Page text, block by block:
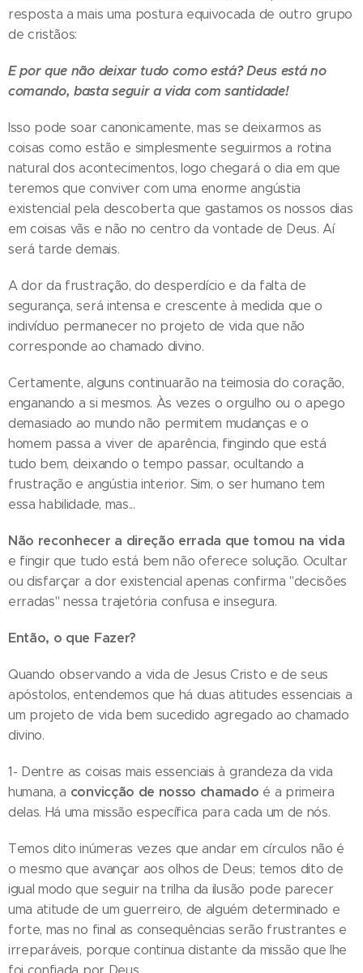
resposta a mais uma postura equivocada de outro grupo
de cristãos:
E por que não deixar tudo como está? Deus está no
comando, basta seguir a vida com santidade!
Isso pode soar canonicamente, mas se deixarmos as
coisas como estão e simplesmente seguirmos a rotina
natural dos acontecimentos, logo chegará o dia em que
teremos que conviver com uma enorme angústia
existencial pela descoberta que gastamos os nossos dias
em coisas vãs e não no centro da vontade de Deus. Aí
será tarde demais.
A dor da frustração, do desperdício e da falta de
segurança, será intensa e crescente à medida que o
indivíduo permanecer no projeto de vida que não
corresponde ao chamado divino.
Certamente, alguns continuarão na teimosia do coração,
enganando a si mesmos. Às vezes o orgulho ou o apego
demasiado ao mundo não permitem mudanças e o
homem passa a viver de aparência, fingindo que está
tudo bem, deixando o tempo passar, ocultando a
frustração e angústia interior. Sim, o ser humano tem
essa habilidade, mas...
Não reconhecer a direção errada que tomou na vida
e fingir que tudo está bem não oferece solução. Ocultar
ou disfarçar a dor existencial apenas confirma "decisões
erradas" nessa trajetória confusa e insegura.
Então, o que Fazer?
Quando observando a vida de Jesus Cristo e de seus
apóstolos, entendemos que há duas atitudes essenciais a
um projeto de vida bem sucedido agregado ao chamado
divino.
1- Dentre as coisas mais essenciais à grandeza da vida
humana, a convicção de nosso chamado é a primeira
delas. Há uma missão específica para cada um de nós.
Temos dito inúmeras vezes que andar em círculos não é
o mesmo que avançar aos olhos de Deus; temos dito de
igual modo que seguir na trilha da ilusão pode parecer
uma atitude de um guerreiro, de alguém determinado e
forte, mas no final as consequências serão frustrantes e
irreparáveis, porque continua distante da missão que lhe
foi confiada por Deus.